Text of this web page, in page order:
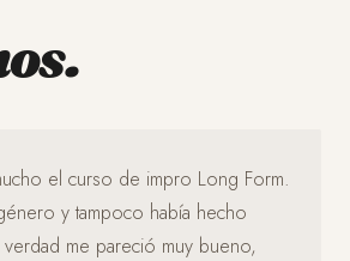
el curso de impro Long Form.
y tampoco había hecho
me pareció muy bueno,